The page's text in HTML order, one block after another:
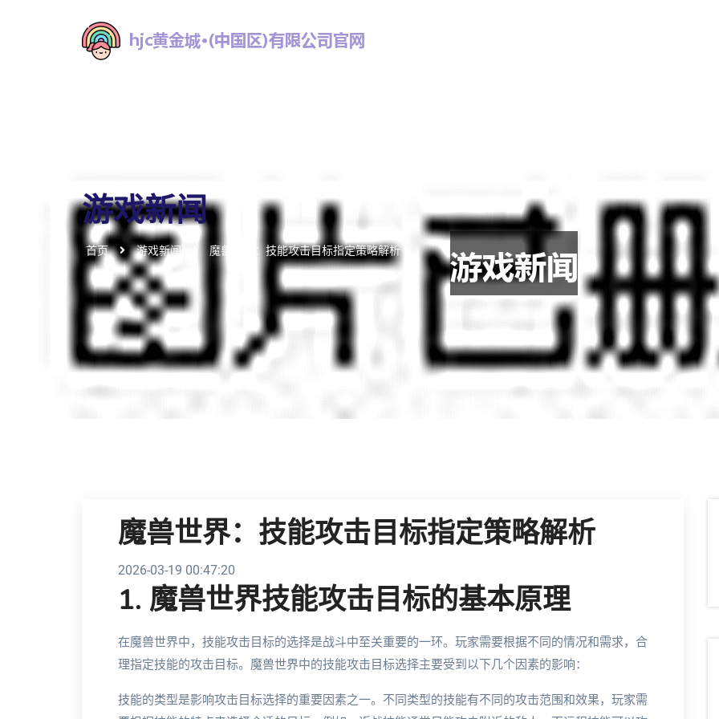
游戏新闻
首页 游戏新闻 魔兽世界：技能攻击目标指定策略解析
魔兽世界：技能攻击目标指定策略解析
2026-03-19 00:47:20
1. 魔兽世界技能攻击目标的基本原理
在魔兽世界中，技能攻击目标的选择是战斗中至关重要的一环。玩家需要根据不同的情况和需求，合
理指定技能的攻击目标。魔兽世界中的技能攻击目标选择主要受到以下几个因素的影响：
技能的类型是影响攻击目标选择的重要因素之一。不同类型的技能有不同的攻击范围和效果，玩家需